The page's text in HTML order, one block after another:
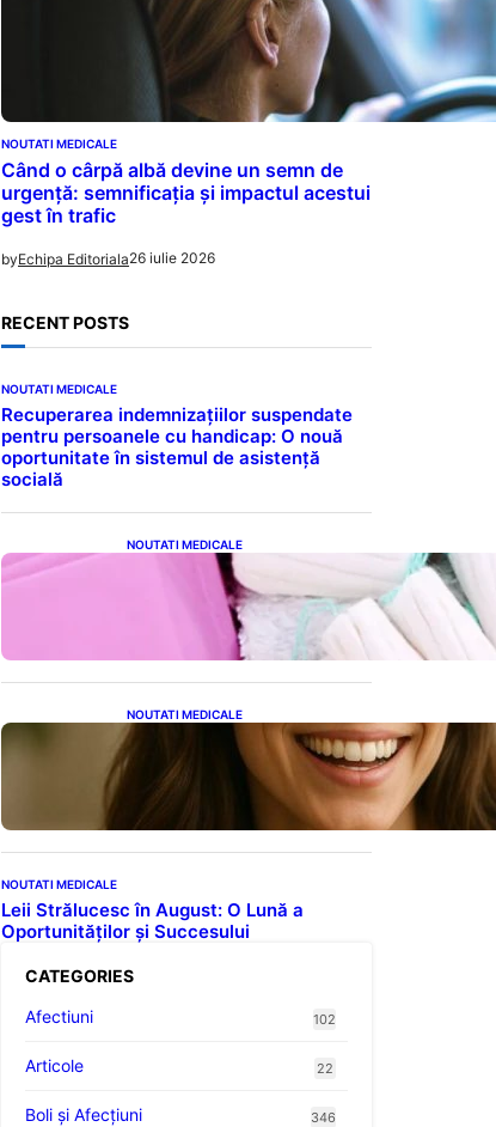
NOUTATI MEDICALE
Când o cârpă albă devine un semn de
urgență: semnificația și impactul acestui
gest în trafic
byEchipa Editoriala26 iulie 2026
RECENT POSTS
NOUTATI MEDICALE
Recuperarea indemnizațiilor suspendate
pentru persoanele cu handicap: O nouă
oportunitate în sistemul de asistență
socială
NOUTATI MEDICALE
Tampoanele menstruale: O
analiză profundă a riscurilor
legate de metale toxice
NOUTATI MEDICALE
Ceaiul – Băutura care
protejează inima:
Descoperiri recente despre
beneficiile consumului zilnic
NOUTATI MEDICALE
Leii Strălucesc în August: O Lună a
Oportunităților și Succesului
CATEGORIES
Afectiuni
102
Articole 22
Boli și Afecțiuni 346